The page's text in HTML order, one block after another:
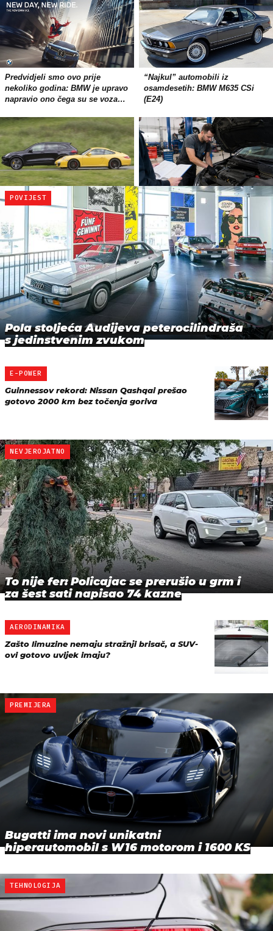
POVIJEST
Pola stoljeća Audijeva peterocilindraša
s jedinstvenim zvukom
E-POWER
Guinnessov rekord: Nissan Qashqai prešao
gotovo 2000 km bez točenja goriva
NEVJEROJATNO
To nije fer: Policajac se prerušio u grm i
za šest sati napisao 74 kazne
AERODINAMIKA
Zašto limuzine nemaju stražnji brisač, a SUV-
ovi gotovo uvijek imaju?
PREMIJERA
Bugatti ima novi unikatni
hiperautomobil s W16 motorom i 1600 KS
TEHNOLOGIJA